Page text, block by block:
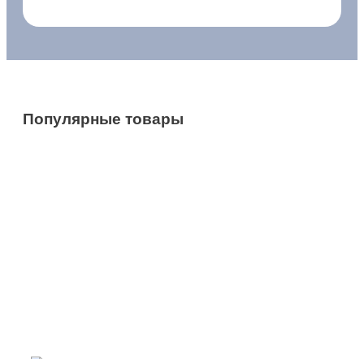
Популярные товары